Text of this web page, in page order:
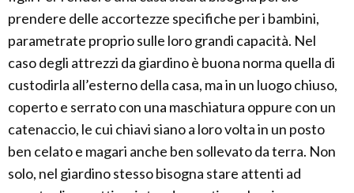
prendere delle accortezze specifiche per i bambini,
parametrate proprio sulle loro grandi capacità. Nel
caso degli attrezzi da giardino è buona norma quella di
custodirla all’esterno della casa, ma in un luogo chiuso,
coperto e serrato con una maschiatura oppure con un
catenaccio, le cui chiavi siano a loro volta in un posto
ben celato e magari anche ben sollevato da terra. Non
solo, nel giardino stesso bisogna stare attenti ad